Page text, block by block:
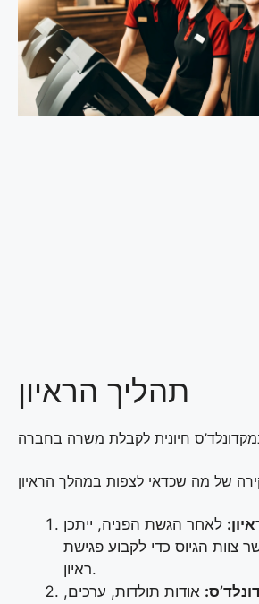
לאחר הגשת הפניה, ייתכן
צוות הגיוס כדי לקבוע פגישת
ראיון.
אודות תולדות, ערכים,